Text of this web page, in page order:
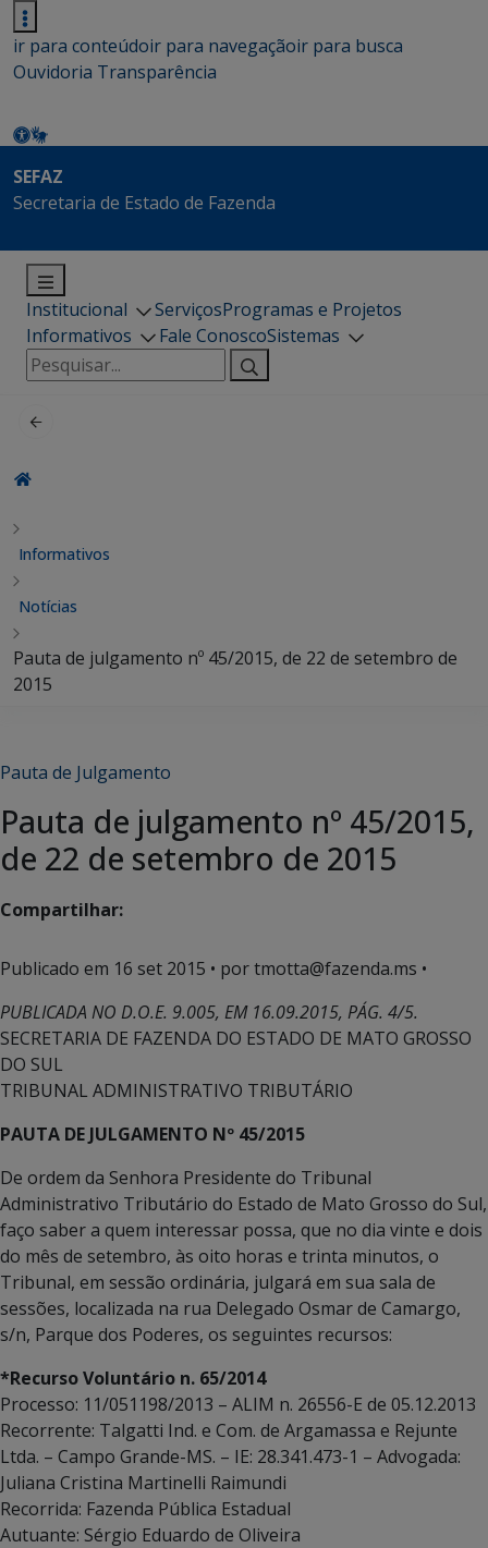
ir para conteúdoir para navegaçãoir para busca
Ouvidoria Transparência
SEFAZ
Secretaria de Estado de Fazenda
Institucional ServiçosProgramas e Projetos
Informativos
Fale ConoscoSistemas
Pesquisar
por:
Informativos
Notícias
Pauta de julgamento nº 45/2015, de 22 de setembro de
2015
Pauta de Julgamento
Pauta de julgamento nº 45/2015,
de 22 de setembro de 2015
Compartilhar:
Publicado em 16 set 2015 • por tmotta@fazenda.ms •
PUBLICADA NO D.O.E. 9.005, EM 16.09.2015, PÁG. 4/5.
SECRETARIA DE FAZENDA DO ESTADO DE MATO GROSSO
DO SUL
TRIBUNAL ADMINISTRATIVO TRIBUTÁRIO
PAUTA DE JULGAMENTO Nº 45/2015
De ordem da Senhora Presidente do Tribunal
Administrativo Tributário do Estado de Mato Grosso do Sul,
faço saber a quem interessar possa, que no dia vinte e dois
do mês de setembro, às oito horas e trinta minutos, o
Tribunal, em sessão ordinária, julgará em sua sala de
sessões, localizada na rua Delegado Osmar de Camargo,
s/n, Parque dos Poderes, os seguintes recursos:
*Recurso Voluntário n. 65/2014
Processo: 11/051198/2013 – ALIM n. 26556-E de 05.12.2013
Recorrente: Talgatti Ind. e Com. de Argamassa e Rejunte
Ltda. – Campo Grande-MS. – IE: 28.341.473-1 – Advogada:
Juliana Cristina Martinelli Raimundi
Recorrida: Fazenda Pública Estadual
Autuante: Sérgio Eduardo de Oliveira